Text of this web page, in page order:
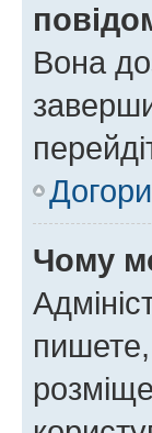
Вона
Догори
Чому